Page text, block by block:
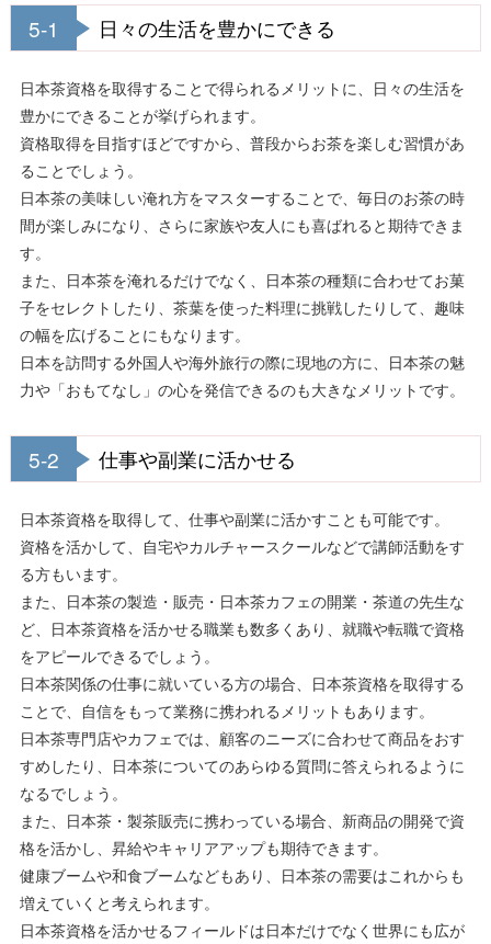
5-1 日々の生活を豊かにできる
日本茶資格を取得することで得られるメリットに、日々の生活を
豊かにできることが挙げられます。
資格取得を目指すほどですから、普段からお茶を楽しむ習慣があ
ることでしょう。
日本茶の美味しい淹れ方をマスターすることで、毎日のお茶の時
間が楽しみになり、さらに家族や友人にも喜ばれると期待できま
す。
また、日本茶を淹れるだけでなく、日本茶の種類に合わせてお菓
子をセレクトしたり、茶葉を使った料理に挑戦したりして、趣味
の幅を広げることにもなります。
日本を訪問する外国人や海外旅行の際に現地の方に、日本茶の魅
力や「おもてなし」の心を発信できるのも大きなメリットです。
5-2 仕事や副業に活かせる
日本茶資格を取得して、仕事や副業に活かすことも可能です。
資格を活かして、自宅やカルチャースクールなどで講師活動をす
る方もいます。
また、日本茶の製造・販売・日本茶カフェの開業・茶道の先生な
ど、日本茶資格を活かせる職業も数多くあり、就職や転職で資格
をアピールできるでしょう。
日本茶関係の仕事に就いている方の場合、日本茶資格を取得する
ことで、自信をもって業務に携われるメリットもあります。
日本茶専門店やカフェでは、顧客のニーズに合わせて商品をおす
すめしたり、日本茶についてのあらゆる質問に答えられるように
なるでしょう。
また、日本茶・製茶販売に携わっている場合、新商品の開発で資
格を活かし、昇給やキャリアアップも期待できます。
健康ブームや和食ブームなどもあり、日本茶の需要はこれからも
増えていくと考えられます。
日本茶資格を活かせるフィールドは日本だけでなく世界にも広が